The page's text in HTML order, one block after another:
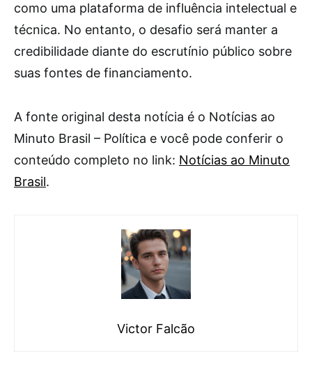
como uma plataforma de influência intelectual e
técnica. No entanto, o desafio será manter a
credibilidade diante do escrutínio público sobre
suas fontes de financiamento.
A fonte original desta notícia é o Notícias ao
Minuto Brasil – Política e você pode conferir o
conteúdo completo no link: Notícias ao Minuto
Brasil.
Victor Falcão